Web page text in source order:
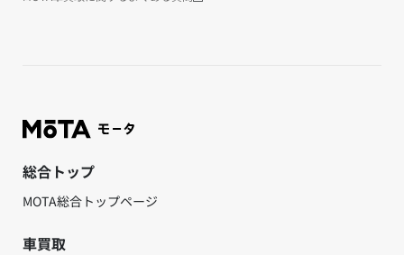
総合トップ
MOTA総合トップページ
車買取